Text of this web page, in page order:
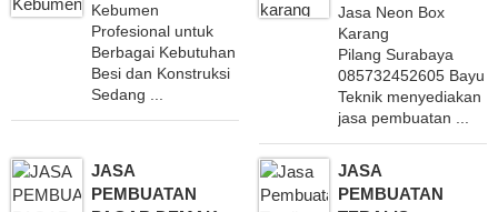
Kebumen
Profesional untuk
Berbagai Kebutuhan
Besi dan Konstruksi
Sedang ...
Jasa Neon Box
Karang
Pilang Surabaya
085732452605 Bayu
Teknik menyediakan
jasa pembuatan ...
JASA
PEMBUATAN
JASA
PEMBUATAN